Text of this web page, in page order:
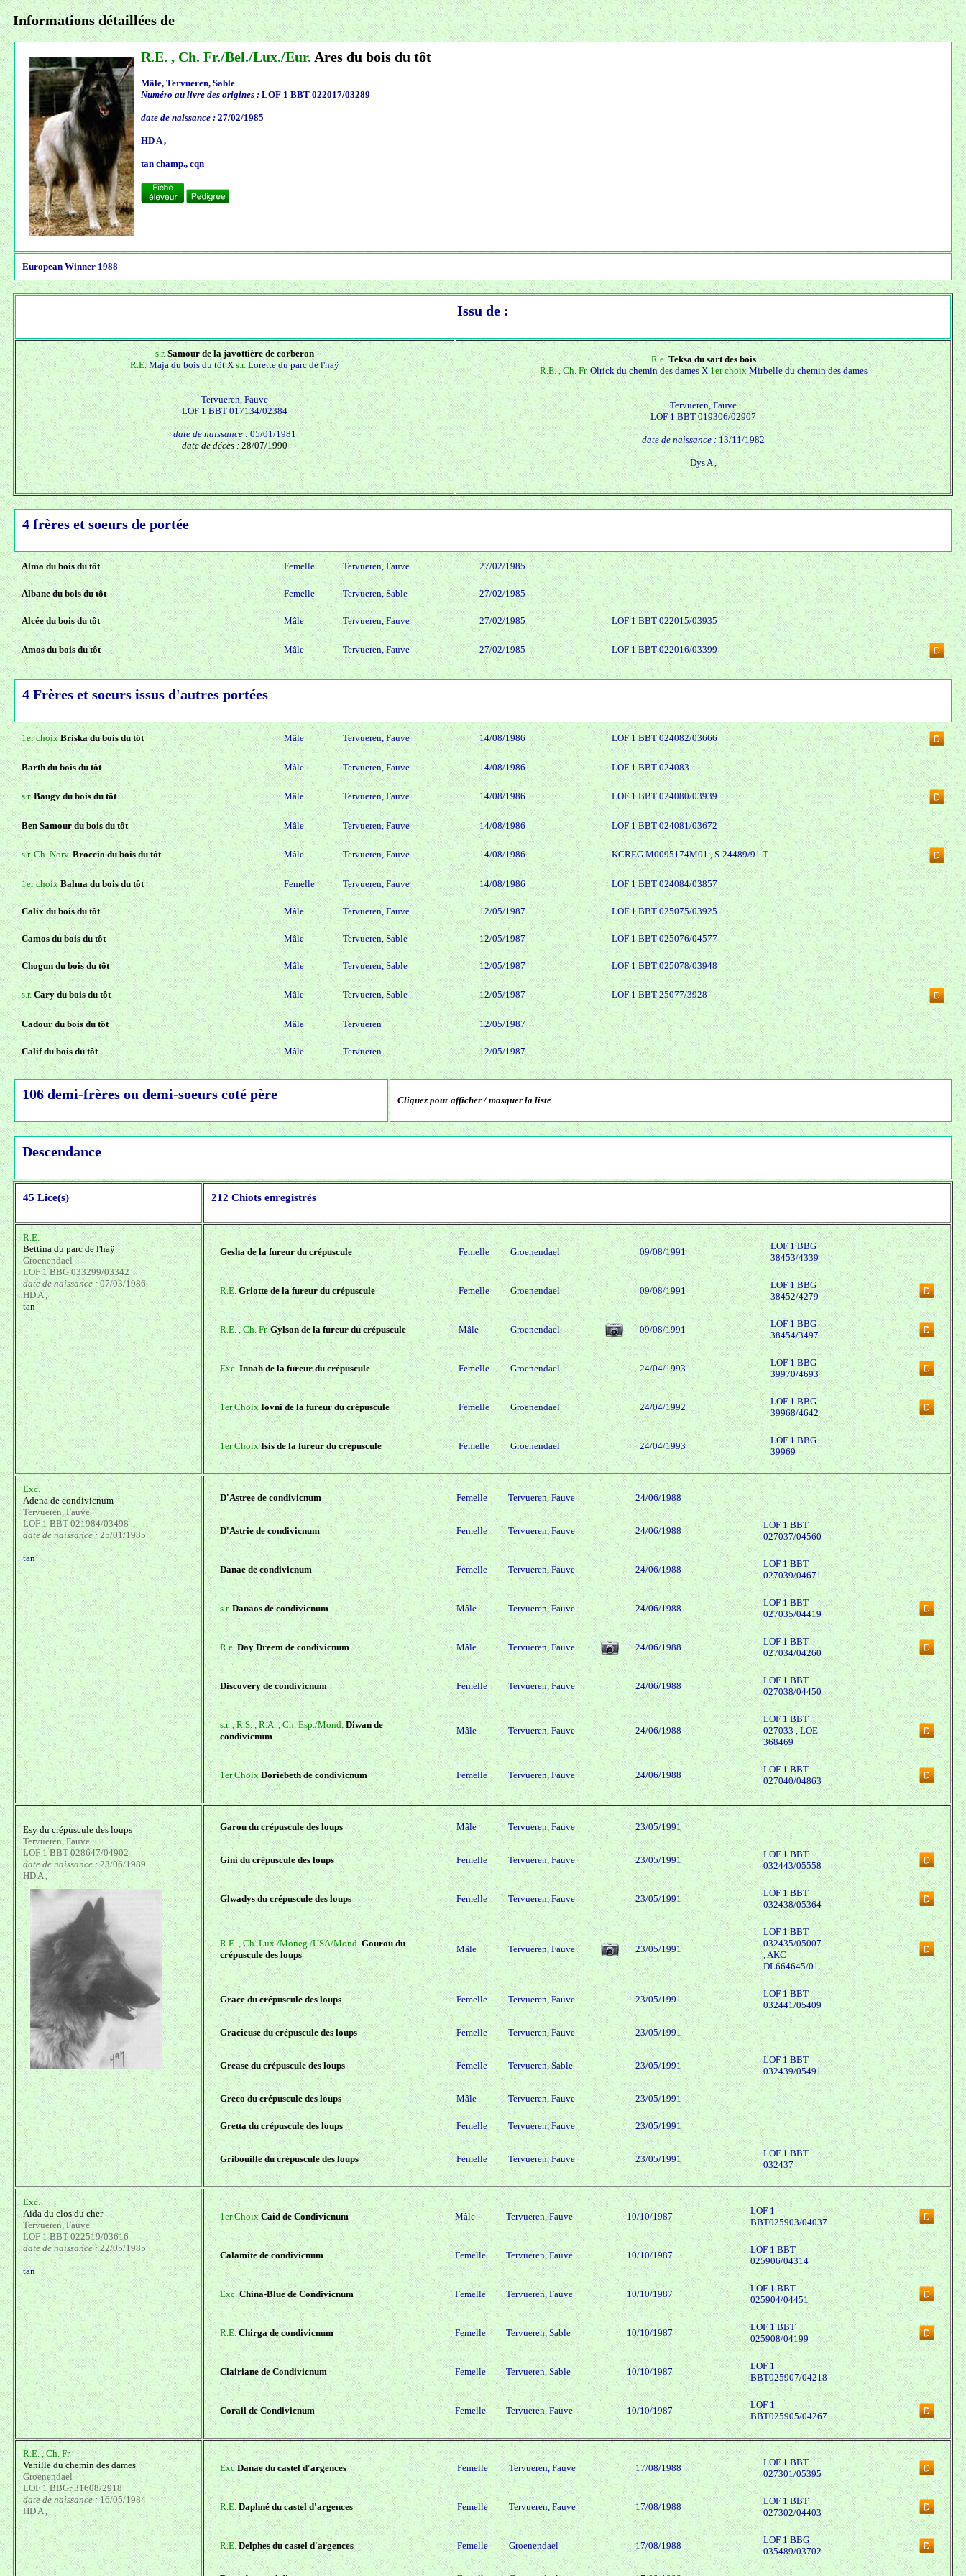
Informations détaillées de
R.E. , Ch. Fr./Bel./Lux./Eur. Ares du bois du tôt
Mâle, Tervueren, Sable
Numéro au livre des origines : LOF 1 BBT 022017/03289
date de naissance : 27/02/1985
HD A ,
tan champ., cqn
European Winner 1988
Issu de :
s.r.Samour de la javottière de corberon
R.E.Maja du bois du tôt Xs.r. Lorette du parc de l'haÿ
Tervueren, Fauve
LOF 1 BBT 017134/02384
date de naissance : 05/01/1981
date de décès : 28/07/1990
R.e.Teksa du sart des bois
R.E. , Ch. Fr. Olrick du chemin des dames X 1er choixMirbelle du chemin des dames
Tervueren, Fauve
LOF 1 BBT 019306/02907
date de naissance :13/11/1982
Dys A ,
4 frères et soeurs de portée
Alma du bois du tôt Femelle Tervueren, Fauve 27/02/1985
Albane du bois du tôt Femelle Tervueren, Sable 27/02/1985
Alcée du bois du tôt Mâle Tervueren, Fauve 27/02/1985 LOF 1 BBT 022015/03935
Amos du bois du tôt Mâle Tervueren, Fauve 27/02/1985 LOF 1 BBT 022016/03399
4 Frères et soeurs issus d'autres portées
1er choix Briska du bois du tôt Mâle Tervueren, Fauve 14/08/1986 LOF 1 BBT 024082/03666
Barth du bois du tôt Mâle Tervueren, Fauve 14/08/1986 LOF 1 BBT 024083
s.r.Baugy du bois du tôt Mâle Tervueren, Fauve 14/08/1986 LOF 1 BBT 024080/03939
Ben Samour du bois du tôt Mâle Tervueren, Fauve 14/08/1986 LOF 1 BBT 024081/03672
s.r. Ch. Norv. Broccio du bois du tôt Mâle Tervueren, Fauve 14/08/1986 KCREG M0095174M01 , S-24489/91 T
1er choixBalma du bois du tôt Femelle Tervueren, Fauve 14/08/1986 LOF 1 BBT 024084/03857
Calix du bois du tôt Mâle Tervueren, Fauve 12/05/1987 LOF 1 BBT 025075/03925
Camos du bois du tôt Mâle Tervueren, Sable 12/05/1987 LOF 1 BBT 025076/04577
Chogun du bois du tôt Mâle Tervueren, Sable 12/05/1987 LOF 1 BBT 025078/03948
s.r. Cary du bois du tôt Mâle Tervueren, Sable 12/05/1987 LOF 1 BBT 25077/3928
Cadour du bois du tôt Mâle Tervueren 12/05/1987
Calif du bois du tôt Mâle Tervueren 12/05/1987
106 demi-frères ou demi-soeurs coté père Cliquez pour afficher / masquer la liste
Descendance
45 Lice(s) 212 Chiots enregistrés
R.E.
Bettina du parc de l'haÿ
Groenendael
LOF 1 BBG 033299/03342
date de naissance :07/03/1986
HD A ,
tan
Gesha de la fureur du crépuscule Femelle Groenendael 09/08/1991
LOF 1 BBG
38453/4339
R.E.Griotte de la fureur du crépuscule Femelle Groenendael 09/08/1991
LOF 1 BBG
38452/4279
R.E. , Ch. Fr.Gylson de la fureur du crépuscule Mâle Groenendael 09/08/1991
LOF 1 BBG
38454/3497
Exc.Innah de la fureur du crépuscule Femelle Groenendael 24/04/1993
LOF 1 BBG
39970/4693
1er Choix Iovni de la fureur du crépuscule Femelle Groenendael 24/04/1992
LOF 1 BBG
39968/4642
1er ChoixIsis de la fureur du crépuscule Femelle Groenendael 24/04/1993
LOF 1 BBG
39969
Exc.
Adena de condivicnum
Tervueren, Fauve
LOF 1 BBT 021984/03498
date de naissance :25/01/1985
tan
D'Astree de condivicnum Femelle Tervueren, Fauve 24/06/1988
D'Astrie de condivicnum Femelle Tervueren, Fauve 24/06/1988
LOF 1 BBT
027037/04560
Danae de condivicnum Femelle Tervueren, Fauve 24/06/1988
LOF 1 BBT
027039/04671
s.r. Danaos de condivicnum Mâle Tervueren, Fauve 24/06/1988
LOF 1 BBT
027035/04419
R.e.Day Dreem de condivicnum Mâle Tervueren, Fauve 24/06/1988
LOF 1 BBT
027034/04260
Discovery de condivicnum Femelle Tervueren, Fauve 24/06/1988
LOF 1 BBT
027038/04450
s.r. , R.S. , R.A. , Ch. Esp./Mond. Diwan de
condivicnum
Mâle Tervueren, Fauve 24/06/1988
LOF 1 BBT
027033 , LOE
368469
1er Choix Doriebeth de condivicnum Femelle Tervueren, Fauve 24/06/1988
LOF 1 BBT
027040/04863
Esy du crépuscule des loups
Tervueren, Fauve
LOF 1 BBT 028647/04902
date de naissance :23/06/1989
HD A ,
Garou du crépuscule des loups Mâle Tervueren, Fauve 23/05/1991
Gini du crépuscule des loups Femelle Tervueren, Fauve 23/05/1991
LOF 1 BBT
032443/05558
Glwadys du crépuscule des loups Femelle Tervueren, Fauve 23/05/1991
LOF 1 BBT
032438/05364
R.E. , Ch. Lux./Moneg./USA/Mond. Gourou du
crépuscule des loups
Mâle Tervueren, Fauve 23/05/1991
LOF 1 BBT
032435/05007
, AKC
DL664645/01
Grace du crépuscule des loups Femelle Tervueren, Fauve 23/05/1991
LOF 1 BBT
032441/05409
Gracieuse du crépuscule des loups Femelle Tervueren, Fauve 23/05/1991
Grease du crépuscule des loups Femelle Tervueren, Sable 23/05/1991
LOF 1 BBT
032439/05491
Greco du crépuscule des loups Mâle Tervueren, Fauve 23/05/1991
Gretta du crépuscule des loups Femelle Tervueren, Fauve 23/05/1991
Gribouille du crépuscule des loups Femelle Tervueren, Fauve 23/05/1991
LOF 1 BBT
032437
Exc.
Aida du clos du cher
Tervueren, Fauve
LOF 1 BBT 022519/03616
date de naissance :22/05/1985
tan
1er ChoixCaid de Condivicnum Mâle Tervueren, Fauve 10/10/1987
LOF 1
BBT025903/04037
Calamite de condivicnum Femelle Tervueren, Fauve 10/10/1987
LOF 1 BBT
025906/04314
Exc.China-Blue de Condivicnum Femelle Tervueren, Fauve 10/10/1987
LOF 1 BBT
025904/04451
R.E.Chirga de condivicnum Femelle Tervueren, Sable 10/10/1987
LOF 1 BBT
025908/04199
Clairiane de Condivicnum Femelle Tervueren, Sable 10/10/1987
LOF 1
BBT025907/04218
Corail de Condivicnum Femelle Tervueren, Fauve 10/10/1987
LOF 1
BBT025905/04267
R.E. , Ch. Fr.
Vanille du chemin des dames
Groenendael
LOF 1 BBGr 31608/2918
date de naissance :16/05/1984
HD A ,
ExcDanae du castel d'argences Femelle Tervueren, Fauve 17/08/1988
LOF 1 BBT
027301/05395
R.E. Daphné du castel d'argences Femelle Tervueren, Fauve 17/08/1988
LOF 1 BBT
027302/04403
R.E.Delphes du castel d'argences Femelle Groenendael 17/08/1988
LOF 1 BBG
035489/03702